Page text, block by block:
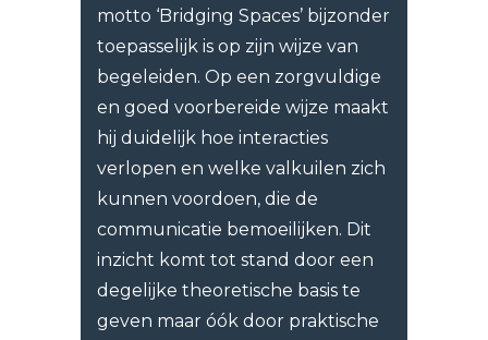
motto ‘Bridging Spaces’ bijzonder
toepasselijk is op zijn wijze van
begeleiden. Op een zorgvuldige
en goed voorbereide wijze maakt
hij duidelijk hoe interacties
verlopen en welke valkuilen zich
kunnen voordoen, die de
communicatie bemoeilijken. Dit
inzicht komt tot stand door een
degelijke theoretische basis te
geven maar óók door praktische